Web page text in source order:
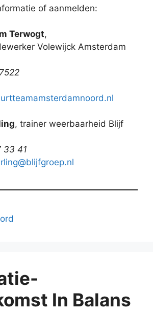
of aanmelden:
Terwogt,
Volewijck Amsterdam
, trainer weerbaarheid Blijf
33 41
In Balans